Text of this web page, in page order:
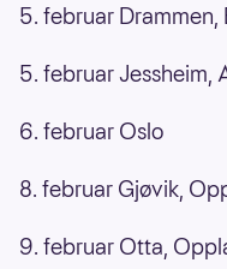
5. februar Drammen,
5. februar Jessheim,
6. februar Oslo
8. februar Gjøvik,
9. februar Otta,